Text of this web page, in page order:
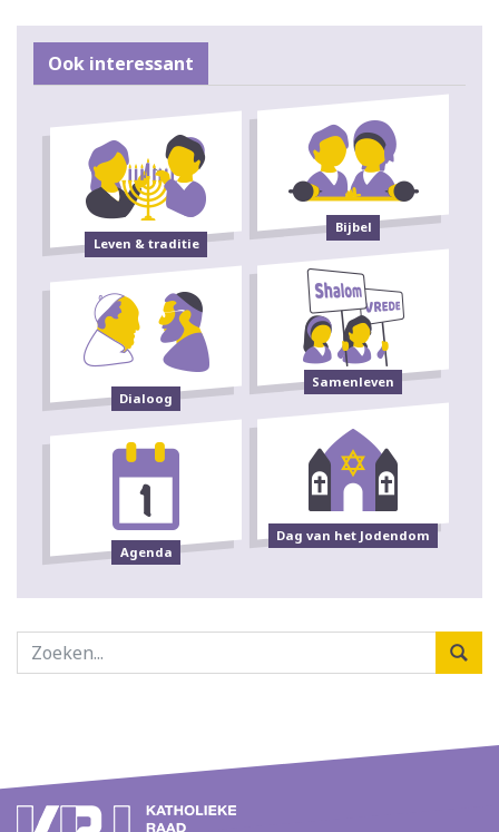
Ook interessant
Leven & traditie
Bijbel
Dialoog
Samenleven
Agenda
Dag van het Jodendom